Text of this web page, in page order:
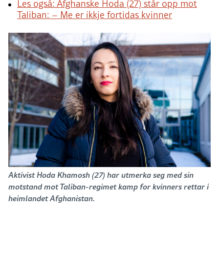
Les også: Afghanske Hoda (27) står opp mot
Taliban: – Me er ikkje fortidas kvinner
Aktivist Hoda Khamosh (27) har utmerka seg med sin
motstand mot Taliban-regimet kamp for kvinners rettar i
heimlandet Afghanistan.